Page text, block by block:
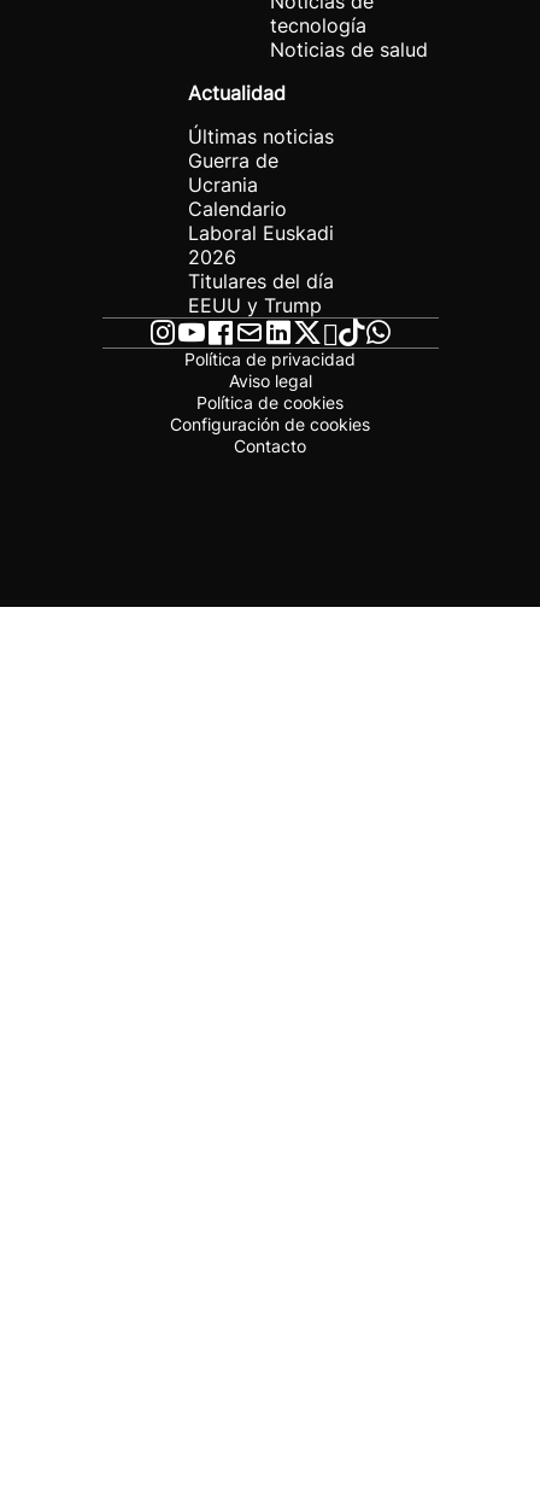
tecnología
Noticias de salud
Actualidad
Últimas noticias
Guerra de
Ucrania
Calendario
Laboral Euskadi
2026
Titulares del día
EEUU y Trump
Política de privacidad
Aviso legal
Política de cookies
Configuración de cookies
Contacto